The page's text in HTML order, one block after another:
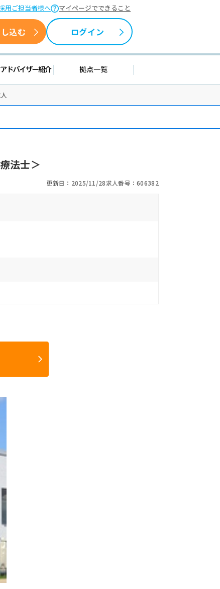
用ご担当者様へ マイページでできること
込む ログイン
キャリアアドバイザー紹介 拠点一覧
法士＞
更新日：2025/11/28求人番号：606382